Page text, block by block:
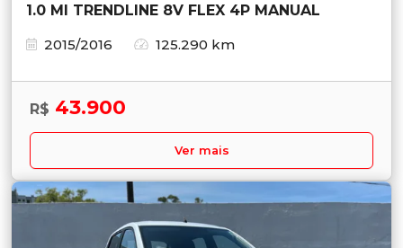
1.0 MI TRENDLINE 8V FLEX 4P MANUAL
2015/2016
125.290 km
R$ 43.900
Ver mais